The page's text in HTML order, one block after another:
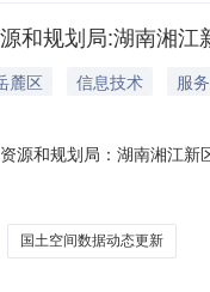
和规划局:湖南湘
麓区 信息技术
服务
源和规划局：湖南湘江
“卷、属、图”有效关联
的数据建
国土空间数据动态更新